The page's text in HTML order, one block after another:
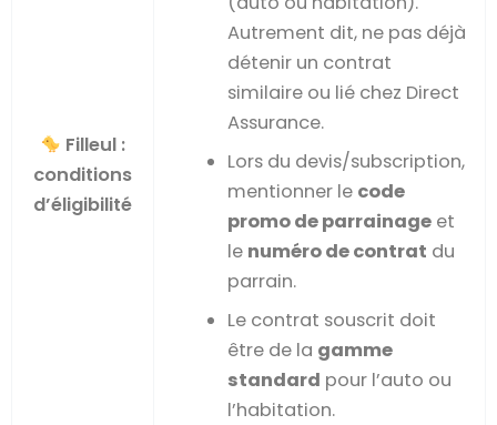
Filleul :
conditions
d’éligibilité
Autrement dit, ne pas déjà
détenir un contrat
similaire ou lié chez Direct
Assurance.
Lors du devis/subscription,
mentionner le code
promo de parrainageet
le numéro de contrat du
parrain.
Le contrat souscrit doit
être de la gamme
standard pour l’auto ou
l’habitation.